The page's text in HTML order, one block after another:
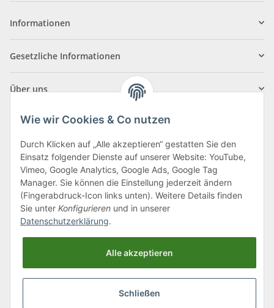
Informationen
Gesetzliche Informationen
Über uns
Klagenfurter Straße 29
9556 Liebenfels
Montag bis Donnerstag: 8:00 bis 16:30 Uhr
Freitag: 8:00 bis 12:00 Uhr
Tel.:0043 (0) 4262 50900
office@cncshop.at
Wie wir Cookies & Co nutzen
Durch Klicken auf „Alle akzeptieren“ gestatten Sie den
Einsatz folgender Dienste auf unserer Website: YouTube,
Vimeo, Google Analytics, Google Ads, Google Tag
Manager. Sie können die Einstellung jederzeit ändern
(Fingerabdruck-Icon links unten). Weitere Details finden
Sie unter Konfigurieren und in unserer
Datenschutzerklärung.
Alle akzeptieren
Schließen